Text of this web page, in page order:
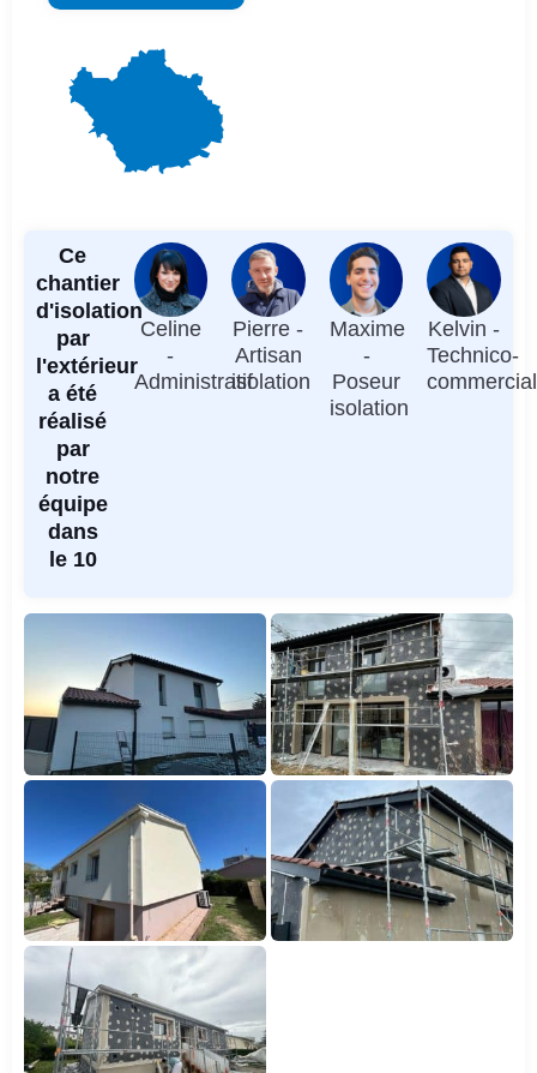
Ce
chantier
d'isolation
par
l'extérieur
a été
réalisé
par
notre
équipe
dans
le 10
Celine
-
Administratif
Pierre -
Artisan
isolation
Maxime
-
Poseur
isolation
Kelvin -
Technico-
commercial